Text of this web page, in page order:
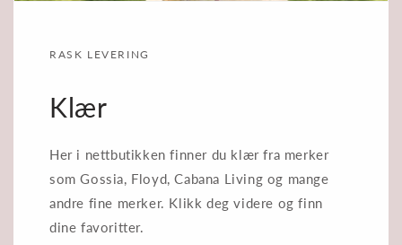
RASK LEVERING
Klær
Her i nettbutikken finner du klær fra merker
som Gossia, Floyd, Cabana Living og mange
andre fine merker. Klikk deg videre og finn
dine favoritter.